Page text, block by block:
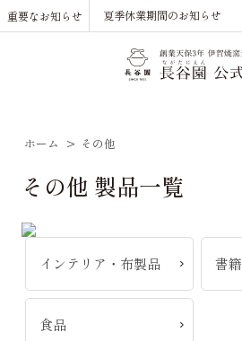
重要なお知らせ 夏季休業期間のお知らせ
ホーム > その他
その他 製品一覧
インテリア・布製品 書籍
食品